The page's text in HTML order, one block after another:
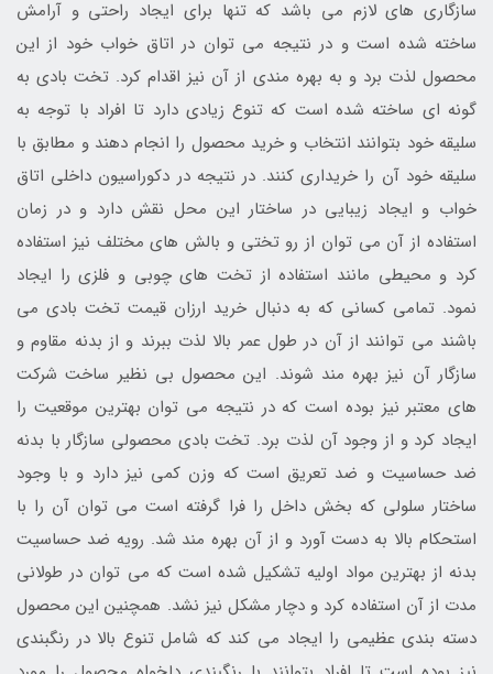
سازگاری های لازم می باشد که تنها برای ایجاد راحتی و آرامش
ساخته شده است و در نتیجه می توان در اتاق خواب خود از این
محصول لذت برد و به بهره مندی از آن نیز اقدام کرد. تخت بادی به
گونه ای ساخته شده است که تنوع زیادی دارد تا افراد با توجه به
سلیقه خود بتوانند انتخاب و خرید محصول را انجام دهند و مطابق با
سلیقه خود آن را خریداری کنند. در نتیجه در دکوراسیون داخلی اتاق
خواب و ایجاد زیبایی در ساختار این محل نقش دارد و در زمان
استفاده از آن می توان از رو تختی و بالش های مختلف نیز استفاده
کرد و محیطی مانند استفاده از تخت های چوبی و فلزی را ایجاد
نمود. تمامی کسانی که به دنبال خرید ارزان قیمت تخت بادی می
باشند می توانند از آن در طول عمر بالا لذت ببرند و از بدنه مقاوم و
سازگار آن نیز بهره مند شوند. این محصول بی نظیر ساخت شرکت
های معتبر نیز بوده است که در نتیجه می توان بهترین موقعیت را
ایجاد کرد و از وجود آن لذت برد. تخت بادی محصولی سازگار با بدنه
ضد حساسیت و ضد تعریق است که وزن کمی نیز دارد و با وجود
ساختار سلولی که بخش داخل را فرا گرفته است می توان آن را با
استحکام بالا به دست آورد و از آن بهره مند شد. رویه ضد حساسیت
بدنه از بهترین مواد اولیه تشکیل شده است که می توان در طولانی
مدت از آن استفاده کرد و دچار مشکل نیز نشد. همچنین این محصول
دسته بندی عظیمی را ایجاد می کند که شامل تنوع بالا در رنگبندی